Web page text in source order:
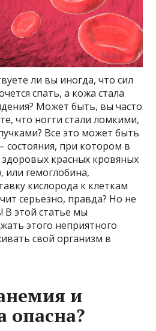
ли вы иногда, что сил
спать, а кожа стала
Может быть, вы часто
что ногти стали ломкими,
Все это может быть
состояния, при котором в
красных кровяных
или гемоглобина,
кислорода к клеткам
серьезно, правда? Но не
В этой статье мы
этого неприятного
свой организм в
и
опасна?